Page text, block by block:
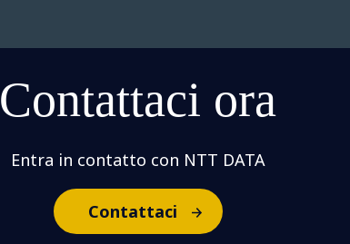
Contattaci ora
Entra in contatto con NTT DATA
Contattaci